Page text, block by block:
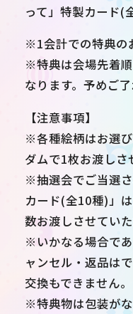
って」特製カード(
※1会計での特典の
※特典は会場先着
なります。予めご
【注意事項】
※各種絵柄はお選
ダムで1枚お渡しさ
※抽選会でご当選
カード(全10種)」
数お渡しさせていた
※いかなる場合で
ャンセル・返品は
交換もできません。
※特典物は包装が